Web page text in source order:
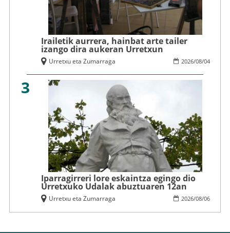
Irailetik aurrera, hainbat arte tailer
izango dira aukeran Urretxun
2026/08/04
Urretxu eta Zumarraga
3
Iparragirreri lore eskaintza egingo dio
Urretxuko Udalak abuztuaren 12an
2026/08/06
Urretxu eta Zumarraga